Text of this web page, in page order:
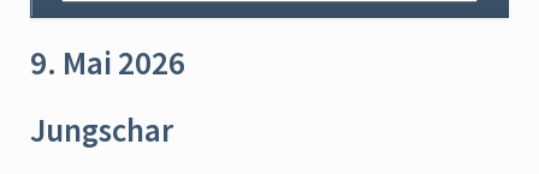
überspringen
9. Mai 2026
Jungschar